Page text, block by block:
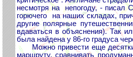
несмотря на непогоду, - писал
горючего на наших складах,
другие полярные
вдаваться в объяснения). Так
была найдена у 86-го градуса
Можно привести еще десятки
маршруту, сравнивать